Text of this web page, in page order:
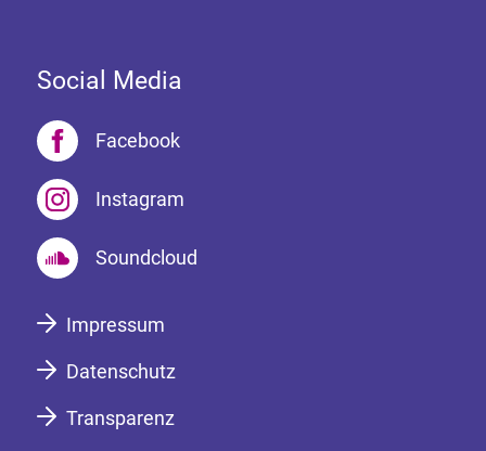
Social Media
Facebook
Instagram
Soundcloud
Impressum
Datenschutz
Transparenz